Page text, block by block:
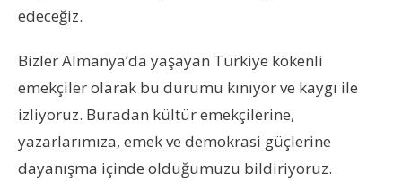
edeceğiz.
Bizler Almanya’da yaşayan Türkiye kökenli
emekçiler olarak bu durumu kınıyor ve kaygı ile
izliyoruz. Buradan kültür emekçilerine,
yazarlarımıza, emek ve demokrasi güçlerine
dayanışma içinde olduğumuzu bildiriyoruz.